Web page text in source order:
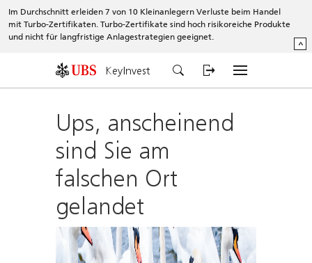
Im Durchschnitt erleiden 7 von 10 Kleinanlegern Verluste beim Handel
mit Turbo-Zertifikaten. Turbo-Zertifikate sind hoch risikoreiche Produkte
und nicht für langfristige Anlagestrategien geeignet.
^
KeyInvest
Ups, anscheinend
sind Sie am
falschen Ort
gelandet